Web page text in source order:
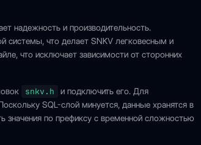
надежность и производительность.
системы, что делает SNKV легковесным и
что исключает зависимости от сторонних
snkv.h
и подключить его. Для
SQL-слой минуется, данные хранятся в
значения по префиксу с временной сложностью